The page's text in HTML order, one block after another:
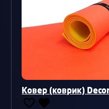
Ковер (коврик)